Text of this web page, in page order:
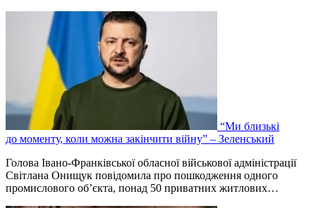
“Ми близькі
до моменту, коли можна закінчити війну” – Зеленський
Голова Івано-Франківської обласної військової адміністрації
Світлана Онищук повідомила про пошкодження одного
промислового об’єкта, понад 50 приватних житлових…